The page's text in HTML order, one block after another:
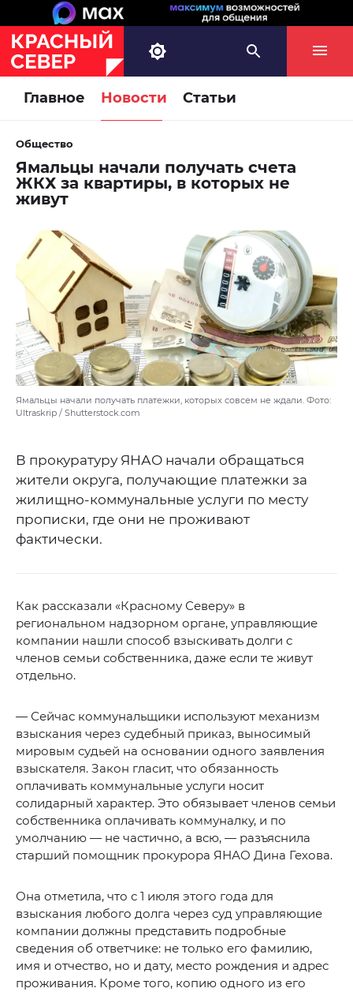
Главное Новости Статьи
Общество
Ямальцы начали получать счета
ЖКХ за квартиры, в которых не
живут
Ямальцы начали получать платежки, которых совсем не ждали. Фото:
Ultraskrip / Shutterstock.com
В прокуратуру ЯНАО начали обращаться
жители округа, получающие платежки за
жилищно-коммунальные услуги по месту
прописки, где они не проживают
фактически.
Как рассказали «Красному Северу» в
региональном надзорном органе, управляющие
компании нашли способ взыскивать долги с
членов семьи собственника, даже если те живут
отдельно.
— Сейчас коммунальщики используют механизм
взыскания через судебный приказ, выносимый
мировым судьей на основании одного заявления
взыскателя. Закон гласит, что обязанность
оплачивать коммунальные услуги носит
солидарный характер. Это обязывает членов семьи
собственника оплачивать коммуналку, и по
умолчанию — не частично, а всю, — разъяснила
старший помощник прокурора ЯНАО Дина Гехова.
Она отметила, что с 1 июля этого года для
взыскания любого долга через суд управляющие
компании должны представить подробные
сведения об ответчике: не только его фамилию,
имя и отчество, но и дату, место рождения и адрес
проживания. Кроме того, копию одного из его